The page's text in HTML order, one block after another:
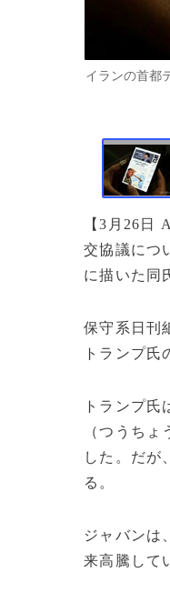
イランの首都
【3月26日
交協議につ
に描いた同
保守系日刊
トランプ
トランプ
（つうち
した。だが
る。
ジャバンは
来高騰して